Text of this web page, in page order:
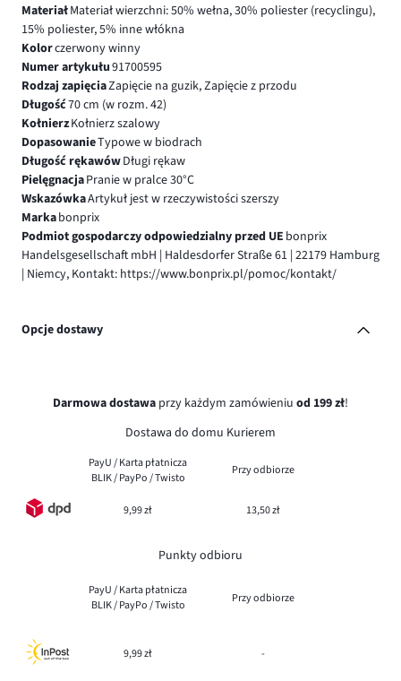
MateriałMateriał wierzchni: 50% wełna, 30% poliester (recyclingu),
15% poliester, 5% inne włókna
Kolorczerwony winny
Numer artykułu91700595
Rodzaj zapięciaZapięcie na guzik, Zapięcie z przodu
Długość70 cm (w rozm. 42)
KołnierzKołnierz szalowy
DopasowanieTypowe w biodrach
Długość rękawówDługi rękaw
PielęgnacjaPranie w pralce 30°C
WskazówkaArtykuł jest w rzeczywistości szerszy
Markabonprix
Podmiot gospodarczy odpowiedzialny przed UE bonprix
Handelsgesellschaft mbH | Haldesdorfer Straße 61 | 22179 Hamburg
| Niemcy, Kontakt: https://www.bonprix.pl/pomoc/kontakt/
Opcje dostawy
Darmowa dostawa przy każdym zamówieniu od 199 zł!
Dostawa do domu Kurierem
PayU / Karta płatnicza
BLIK / PayPo / Twisto
Przy odbiorze
9,99 zł 13,50 zł
Punkty odbioru
PayU / Karta płatnicza
BLIK / PayPo / Twisto
Przy odbiorze
9,99 zł -